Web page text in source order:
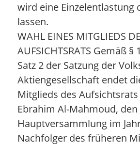
wird eine Einzelentlastung
lassen.
WAHL EINES MITGLIEDS
AUFSICHTSRATS Gemäß §
Satz 2 der Satzung der
Aktiengesellschaft endet
Mitglieds des
Ebrahim Al-Mahmoud,
Hauptversammlung im
Nachfolger des früheren